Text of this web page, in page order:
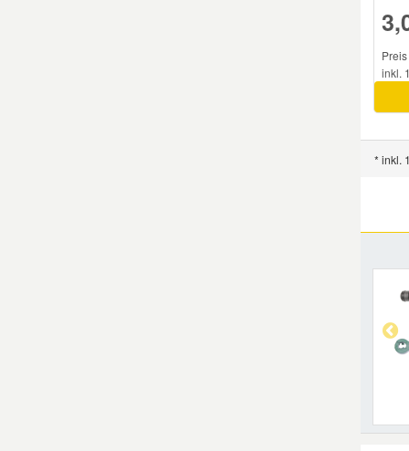
inkl.
* inkl.